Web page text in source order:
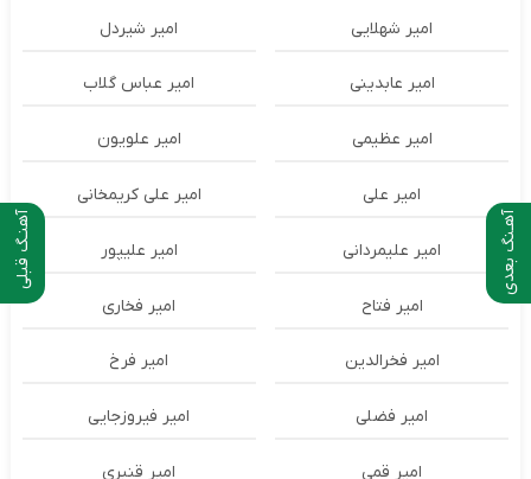
آهنـگ قبلی آهـنگ بعدی
امیر شهلایی امیر شیردل
امیر عابدینی امیر عباس گلاب
امیر عظیمی امیر علویون
امیر علی امیر علی کریمخانی
امیر علیمردانی امیر علیپور
امیر فتاح امیر فخاری
امیر فخرالدین امیر فرخ
امیر فضلی امیر فیروزجایی
امیر قمی امیر قنبری